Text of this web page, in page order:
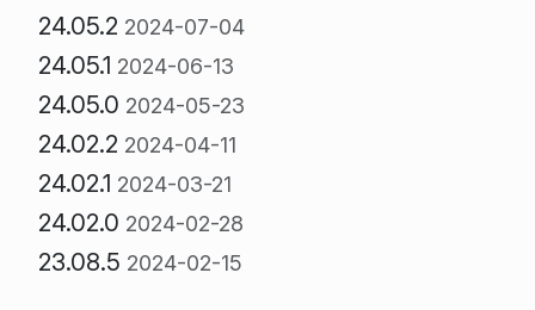
24.05.2 2024-07-04
24.05.1 2024-06-13
24.05.0 2024-05-23
24.02.2 2024-04-11
24.02.1 2024-03-21
24.02.0 2024-02-28
23.08.5 2024-02-15